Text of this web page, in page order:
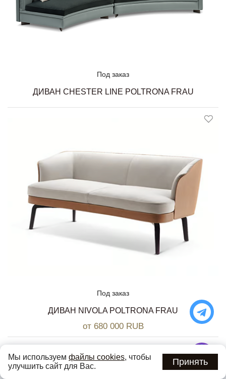
Под заказ
ДИВАН CHESTER LINE POLTRONA FRAU
Под заказ
ДИВАН NIVOLA POLTRONA FRAU
от 680 000 RUB
Мы используем файлы cookies, чтобы
улучшить сайт для Вас.
Принять